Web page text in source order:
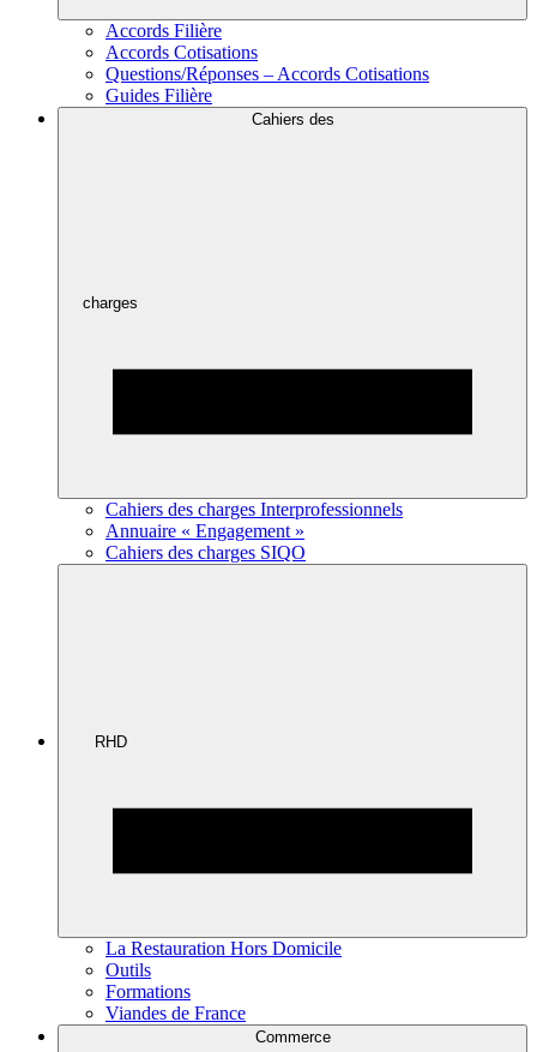
Accords Filière
Accords Cotisations
Questions/Réponses – Accords Cotisations
Guides Filière
Cahiers des
charges
Cahiers des charges Interprofessionnels
Annuaire « Engagement »
Cahiers des charges SIQO
RHD
La Restauration Hors Domicile
Outils
Formations
Viandes de France
Commerce